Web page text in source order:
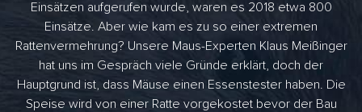
Einsätzen aufgerufen wurde, waren es 2018 etwa 800
Einsätze. Aber wie kam es zu so einer extremen
Rattenvermehrung? Unsere Maus-Experten Klaus Meißinger
hat uns im Gespräch viele Gründe erklärt, doch der
Hauptgrund ist, dass Mäuse einen Essenstester haben. Die
Speise wird von einer Ratte vorgekostet bevor der Bau